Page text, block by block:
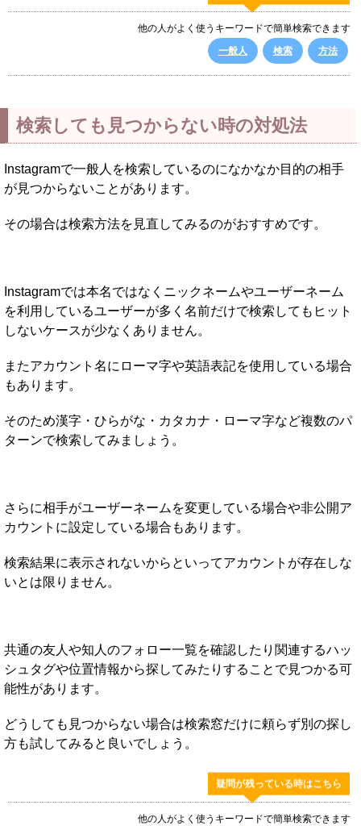
他の人がよく使うキーワードで簡単検索できます
一般人
検索 方法
検索しても見つからない時の対処法
Instagramで一般人を検索しているのになかなか目的の相手
が見つからないことがあります。
その場合は検索方法を見直してみるのがおすすめです。
Instagramでは本名ではなくニックネームやユーザーネーム
を利用しているユーザーが多く名前だけで検索してもヒット
しないケースが少なくありません。
またアカウント名にローマ字や英語表記を使用している場合
もあります。
そのため漢字・ひらがな・カタカナ・ローマ字など複数のパ
ターンで検索してみましょう。
さらに相手がユーザーネームを変更している場合や非公開ア
カウントに設定している場合もあります。
検索結果に表示されないからといってアカウントが存在しな
いとは限りません。
共通の友人や知人のフォロー一覧を確認したり関連するハッ
シュタグや位置情報から探してみたりすることで見つかる可
能性があります。
どうしても見つからない場合は検索窓だけに頼らず別の探し
方も試してみると良いでしょう。
疑問が残っている時はこちら
他の人がよく使うキーワードで簡単検索できます